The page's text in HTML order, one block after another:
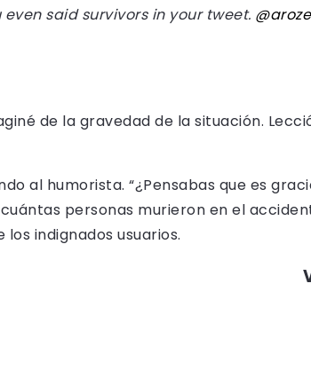
said survivors in your tweet.
de la gravedad de la situación.
al humorista. “¿Pensabas que es
personas murieron en el
indignados usuarios.